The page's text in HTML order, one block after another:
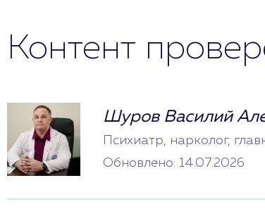
Контент
Шуров Василий
Психиатр, нарколог,
Обновлено: 14.07.2026